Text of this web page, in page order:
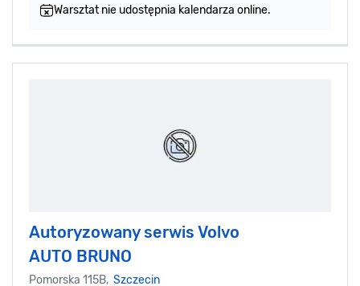
Warsztat nie udostępnia kalendarza online.
Autoryzowany serwis Volvo
AUTO BRUNO
Pomorska 115B, Szczecin